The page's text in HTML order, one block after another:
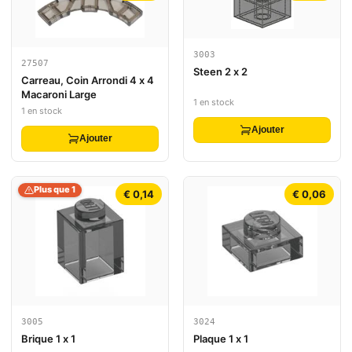
27507
Carreau, Coin Arrondi 4 x 4
Macaroni Large
1 en stock
Ajouter
3003
Steen 2 x 2
1 en stock
Ajouter
€ 0,14
Plus que 1
3005
Brique 1 x 1
€ 0,06
3024
Plaque 1 x 1